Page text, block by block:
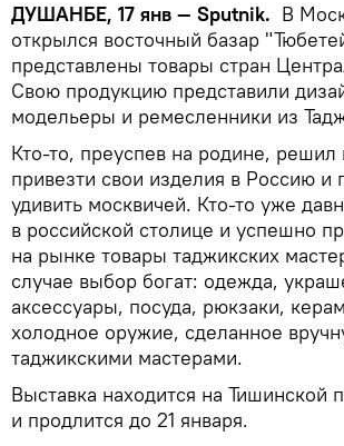
ДУШАНБЕ, 17 янв — Sputnik. В
открылся восточный базар
представлены товары стран
Свою продукцию представили
модельеры и ремесленники из
Кто-то, преуспев на родине, решил
привезти свои изделия в Россию и
удивить москвичей. Кто-то уже
в российской столице и успешно
на рынке товары таджикских
случае выбор богат: одежда,
аксессуары, посуда, рюкзаки,
холодное оружие, сделанное
таджикскими мастерами.
Выставка находится на Тишинской
и продлится до 21 января.